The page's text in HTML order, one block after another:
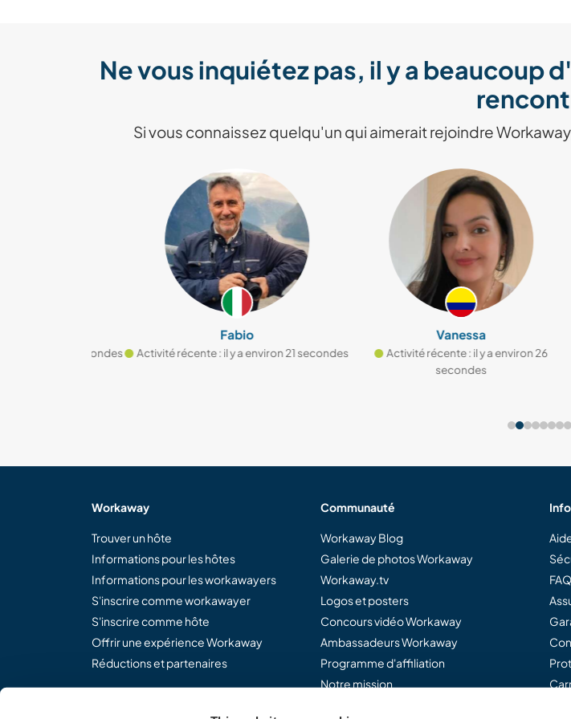
Ne vous inquiétez pas, il y a beaucoup
Si vous connaissez quelqu'un qui aimerait rejoindre
Activité récente : il y a environ 21 secondes
Vanessa
Activité récente : il y a environ 26
secondes
Workaway
Trouver un hôte
Informations pour les hôtes
Informations pour les workawayers
S'inscrire comme workawayer
S'inscrire comme hôte
Offrir une expérience Workaway
Réductions et partenaires
Communauté
Workaway Blog
Galerie de photos Workaway
Workaway.tv
Logos et posters
Concours vidéo Workaway
Ambassadeurs Workaway
Programme d'affiliation
Notre mission
FAQ